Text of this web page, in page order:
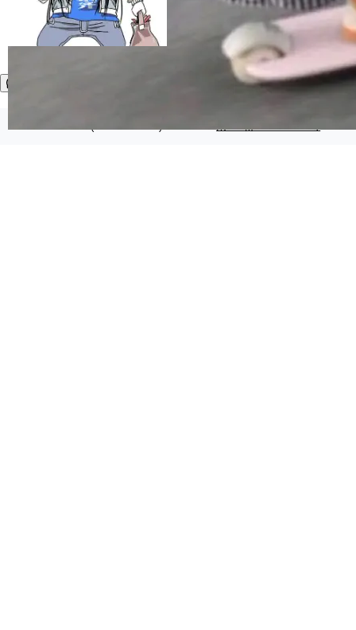
b 安装 支持 Java 8+（8~26）、macOS / Linu
x / Windows / Harmony PC。 # macOS / Linu
x / Harmony PC curl -fsSL https://solon.noea
个文件，其规模远超单次模型调用可承载的上下
文窗口。随着项目规模的持续扩张与代码历史的
不断累积，代码仓中的模块关系、接口契约、业
务逻辑等关键信息往往分散于数十乃至数百个文
件之中，形成高度复杂的知识关联网络。传统的